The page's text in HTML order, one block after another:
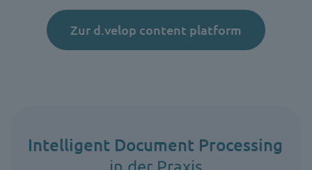
Zur d.velop content platform
Intelligent Document Processing